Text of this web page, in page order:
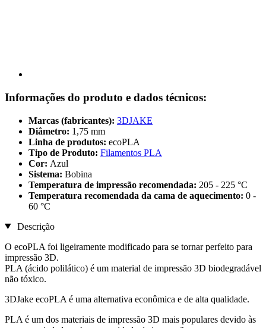
Informações do produto e dados técnicos:
Marcas (fabricantes): 3DJAKE
Diâmetro: 1,75 mm
Linha de produtos: ecoPLA
Tipo de Produto: Filamentos PLA
Cor: Azul
Sistema: Bobina
Temperatura de impressão recomendada: 205 - 225 °C
Temperatura recomendada da cama de aquecimento: 0 -
60 °C
Descrição
O ecoPLA foi ligeiramente modificado para se tornar perfeito para
impressão 3D.
PLA (ácido polilático) é um material de impressão 3D biodegradável
não tóxico.
3DJake ecoPLA é uma alternativa econômica e de alta qualidade.
PLA é um dos materiais de impressão 3D mais populares devido às